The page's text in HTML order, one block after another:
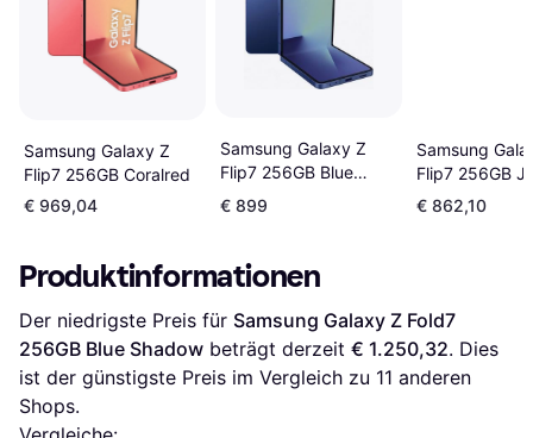
Samsung Galaxy Z
Flip7 256GB Coralred
€ 969,04
Samsung Galaxy Z
Flip7 256GB Blue
Shadow
€ 899
Samsung
Flip7 256GB
€ 862,10
Produktinformationen
Der niedrigste Preis für Samsung Galaxy Z Fold7
256GB Blue Shadow beträgt derzeit € 1.250,32. Dies
ist der günstigste Preis im Vergleich zu 11 anderen
Shops.